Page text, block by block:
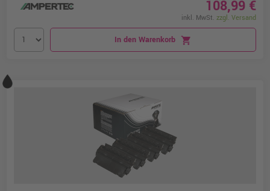
108,99 €
inkl. MwSt. zzgl. Versand
In den Warenkorb shopping_cart